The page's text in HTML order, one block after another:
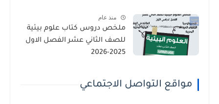
منذ عام
ملخص دروس كتاب علوم بيئية
للصف الثاني عشر الفصل الاول
2025-2026
مواقع التواصل الاجتماعي